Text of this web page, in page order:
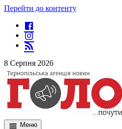
Перейти до контенту
8 Серпня 2026
Меню